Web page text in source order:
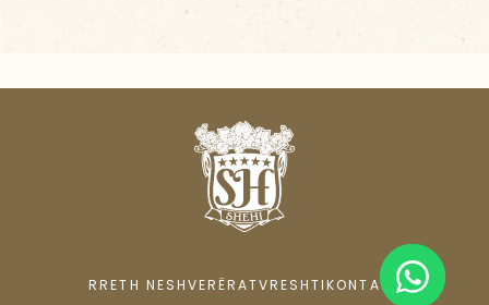
RRETH NESHVERËRATVRESHTIKONTAKT